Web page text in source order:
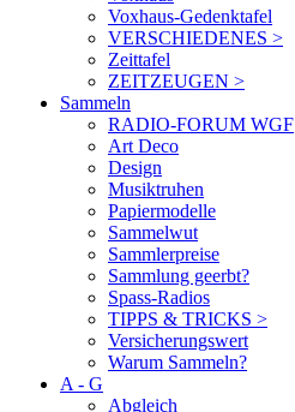
Voxhaus-Gedenktafel
VERSCHIEDENES >
Zeittafel
ZEITZEUGEN >
Sammeln
RADIO-FORUM WGF
Art Deco
Design
Musiktruhen
Papiermodelle
Sammelwut
Sammlerpreise
Sammlung geerbt?
Spass-Radios
TIPPS & TRICKS >
Versicherungswert
Warum Sammeln?
A - G
Abgleich